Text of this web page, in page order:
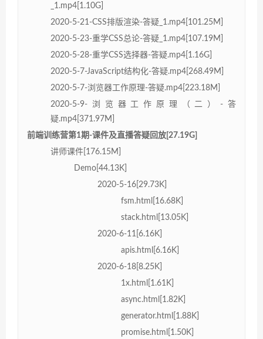
_1.mp4[1.10G]
2020-5-21-CSS排版渲染-答疑_1.mp4[101.25M]
2020-5-23-重学CSS总论-答疑_1.mp4[107.19M]
2020-5-28-重学CSS选择器-答疑.mp4[1.16G]
2020-5-7-JavaScript结构化-答疑.mp4[268.49M]
2020-5-7-浏览器工作原理-答疑.mp4[223.18M]
2020-5-9-浏览器工作原理（二）-答
疑.mp4[371.97M]
前端训练营第1期-课件及直播答疑回放[27.19G]
讲师课件[176.15M]
Demo[44.13K]
2020-5-16[29.73K]
fsm.html[16.68K]
stack.html[13.05K]
2020-6-11[6.16K]
apis.html[6.16K]
2020-6-18[8.25K]
1x.html[1.61K]
async.html[1.82K]
generator.html[1.88K]
promise.html[1.50K]